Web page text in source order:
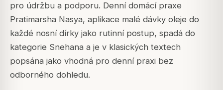
pro údržbu a podporu. Denní domácí praxe
Pratimarsha Nasya, aplikace malé dávky oleje do
každé nosní dírky jako rutinní postup, spadá do
kategorie Snehana a je v klasických textech
popsána jako vhodná pro denní praxi bez
odborného dohledu.